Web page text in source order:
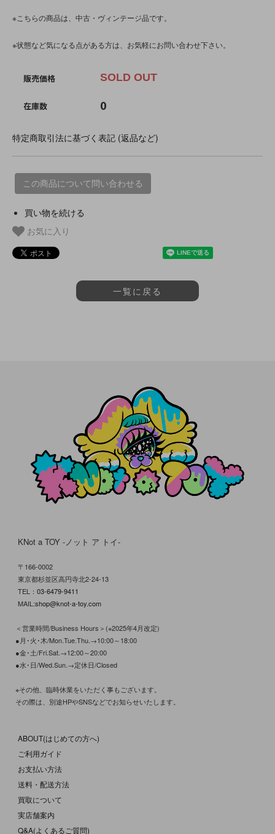
※こちらの商品は、中古・ヴィンテージ品です。
※状態など気になる点がある方は、お気軽にお問い合わせ下さい。
販売価格 SOLD OUT
在庫数 0
特定商取引法に基づく表記 (返品など)
この商品について問い合わせる
買い物を続ける
お気に入り
一覧に戻る
KNot a TOY -ノット ア トイ-
〒166-0002
東京都杉並区高円寺北2-24-13
TEL： 03-6479-9411
MAIL:shop@knot-a-toy.com
＜営業時間/Business Hours＞(※2025年4月改定)
●月･火･木/Mon.Tue.Thu.→10:00～18:00
●金･土/Fri.Sat.→12:00～20:00
●水･日/Wed.Sun.→定休日/Closed
※その他、臨時休業をいただく事もございます。
その際は、別途HPやSNSなどでお知らせいたします。
ABOUT(はじめての方へ)
ご利用ガイド
お支払い方法
送料・配送方法
買取について
実店舗案内
Q&A(よくあるご質問)